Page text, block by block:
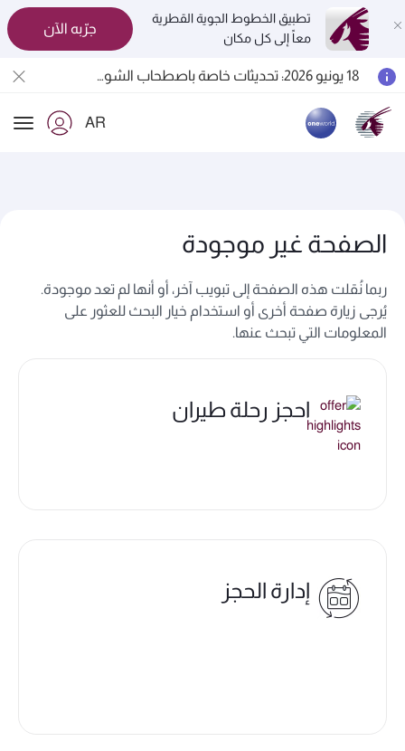
تطبيق الخطوط الجوية القطرية
معاً إلى كل مكان
جرّبه الآن
المسافرون بين الدوحة وأوكلاند على متن الرحلات الجوية رقم QR914 ورقم QR915
18 يونيو 2026: تحديثات خاصة باصطحاب الشواحن المحمولة أثناء السفر
الخطوط الجوية القطرية تعزز شبكة وجهاتها العالمية لتشمل ما يزيد عن 160 وجهة
AR
الصفحة غير موجودة
ربما نُقلت هذه الصفحة إلى تبويب آخر، أو أنها لم تعد موجودة.
يُرجى زيارة صفحة أخرى أو استخدام خيار البحث للعثور على
المعلومات التي تبحث عنها.
احجز رحلة طيران
إدارة الحجز